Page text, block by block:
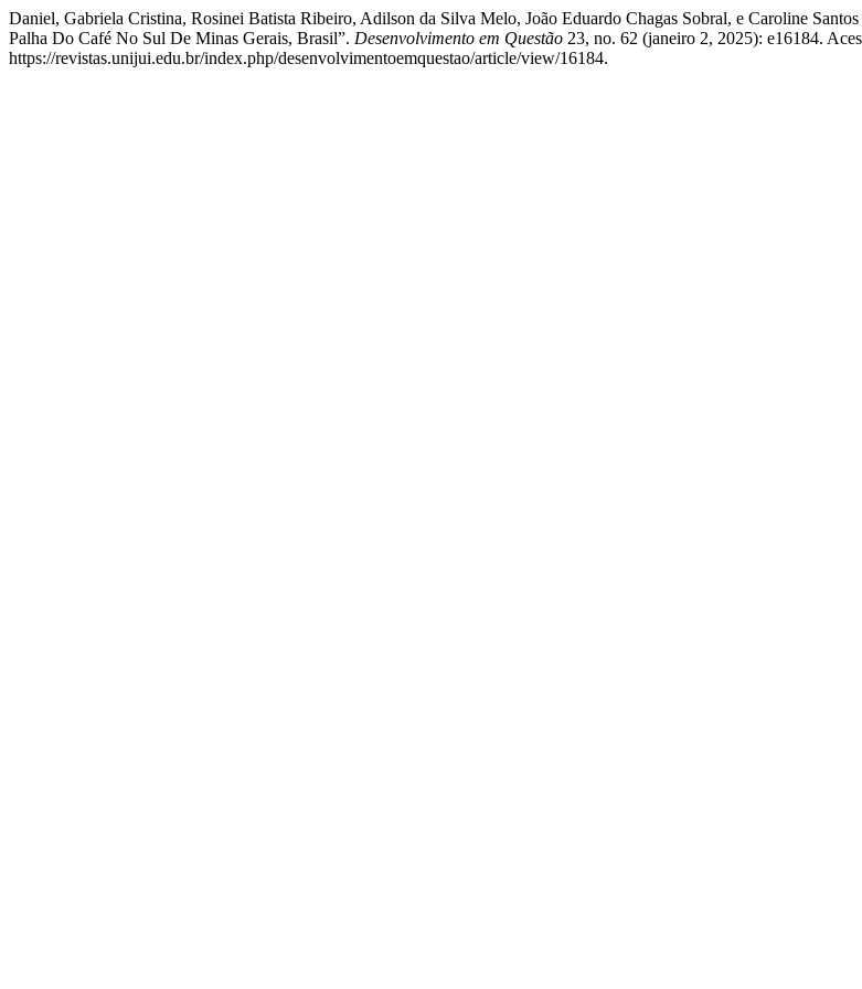
Daniel, Gabriela Cristina, Rosinei Batista Ribeiro, Adilson da Silva Melo, João Eduardo Chagas Sobral, e Caroline
Palha Do Café No Sul De Minas Gerais, Brasil”. Desenvolvimento em Questão 23, no. 62 (janeiro 2, 2025): e16184.
https://revistas.unijui.edu.br/index.php/desenvolvimentoemquestao/article/view/16184.